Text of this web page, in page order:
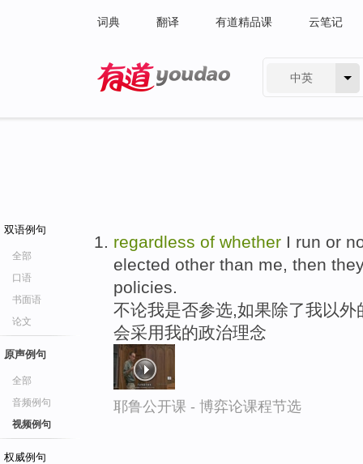
词典 翻译 有道精品课 云笔记
中英
双语例句
全部
口语
书面语
论文
原声例句
全部
音频例句
视频例句
权威例句
regardless of whether I run or
elected other than me, then
policies.
不论我是否参选,如果除了我以
会采用我的政治理念
耶鲁公开课 - 博弈论课程节选